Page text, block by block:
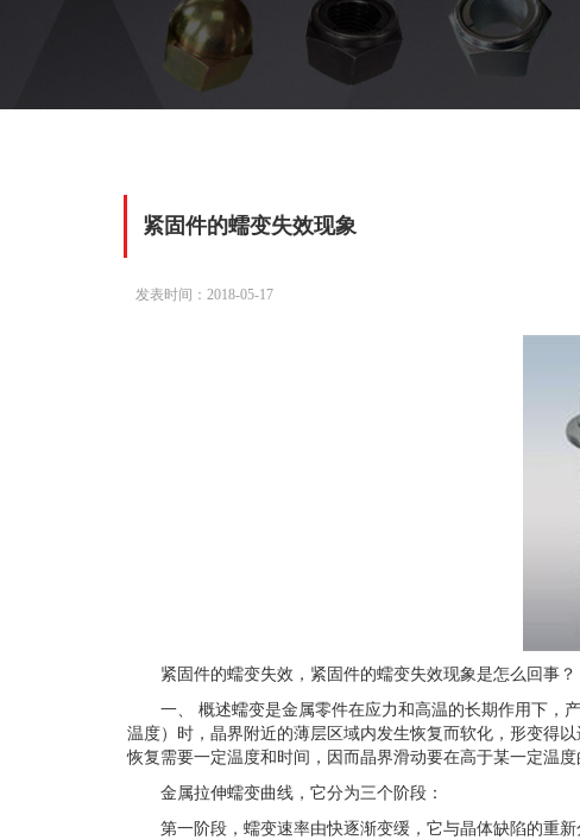
紧固件的蠕变失效现象
发表时间：2018-05-17
紧固件的蠕变失效，紧固件的蠕变失效现象是怎么回事？
一、
概述蠕变是金属零件在应力和高温的长期作用下，
温度）时，晶界附近的薄层区域内发生恢复而软化，形变得
恢复需要一定温度和时间，因而晶界滑动要在高于某一定温度
金属拉伸蠕变曲线，它分为三个阶段：
第一阶段，蠕变速率由快逐渐变缓，它与晶体缺陷的重新